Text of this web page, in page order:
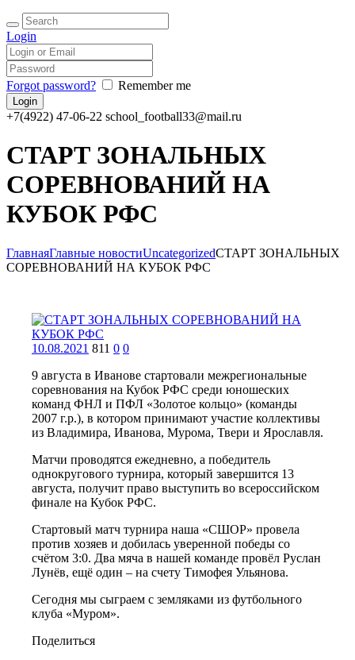
Login
Forgot password? Remember me
+7(4922) 47-06-22 school_football33@mail.ru
СТАРТ ЗОНАЛЬНЫХ
СОРЕВНОВАНИЙ НА
КУБОК РФС
ГлавнаяГлавные новостиUncategorizedСТАРТ ЗОНАЛЬНЫХ
СОРЕВНОВАНИЙ НА КУБОК РФС
10.08.2021 811 0 0
9 августа в Иванове стартовали межрегиональные
соревнования на Кубок РФС среди юношеских
команд ФНЛ и ПФЛ «Золотое кольцо» (команды
2007 г.р.), в котором принимают участие коллективы
из Владимира, Иванова, Мурома, Твери и Ярославля.
Матчи проводятся ежедневно, а победитель
однокругового турнира, который завершится 13
августа, получит право выступить во всероссийском
финале на Кубок РФС.
Стартовый матч турнира наша «СШОР» провела
против хозяев и добилась уверенной победы со
счётом 3:0. Два мяча в нашей команде провёл Руслан
Лунёв, ещё один – на счету Тимофея Ульянова.
Сегодня мы сыграем с земляками из футбольного
клуба «Муром».
Поделиться